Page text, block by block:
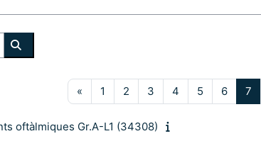
Cerca cursos
« Pàgina anterior
1 Pàgina 1
2 Pàgina 2
3 Pàgina 3
4 Pàgina 4
5 Pàgina 5
6Pàgina
7
oftàlmiques Gr.A-L1 (34308)